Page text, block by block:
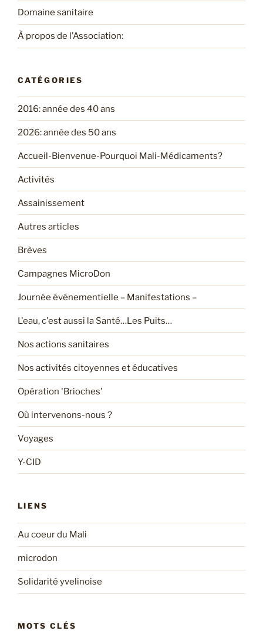
Domaine sanitaire
À propos de l’Association:
CATÉGORIES
2016: année des 40 ans
2026: année des 50 ans
Accueil-Bienvenue-Pourquoi Mali-Médicaments?
Activités
Assainissement
Autres articles
Brèves
Campagnes MicroDon
Journée événementielle – Manifestations –
L'eau, c'est aussi la Santé…Les Puits…
Nos actions sanitaires
Nos activités citoyennes et éducatives
Opération 'Brioches'
Où intervenons-nous ?
Voyages
Y-CID
LIENS
Au coeur du Mali
microdon
Solidarité yvelinoise
MOTS CLÉS